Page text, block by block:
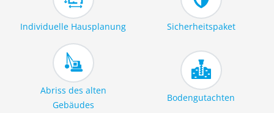
Individuelle Hausplanung Sicherheitspaket
Abriss des alten
Gebäudes
Bodengutachten